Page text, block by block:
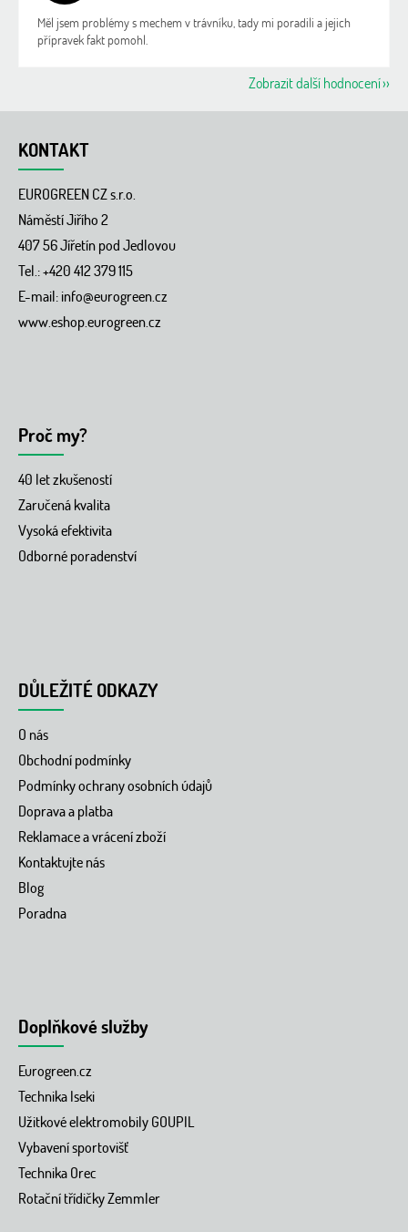
Měl jsem problémy s mechem v trávníku, tady mi poradili a jejich
přípravek fakt pomohl.
Zobrazit další hodnocení
KONTAKT
EUROGREEN CZ s.r.o.
Náměstí Jiřího 2
407 56 Jířetín pod Jedlovou
Tel.: +420 412 379 115
E-mail:info@eurogreen.cz
www.eshop.eurogreen.cz
Proč my?
40 let zkušeností
Zaručená kvalita
Vysoká efektivita
Odborné poradenství
DŮLEŽITÉ ODKAZY
O nás
Obchodní podmínky
Podmínky ochrany osobních údajů
Doprava a platba
Reklamace a vrácení zboží
Kontaktujte nás
Blog
Poradna
Doplňkové služby
Eurogreen.cz
Technika Iseki
Užitkové elektromobily GOUPIL
Vybavení sportovišť
Technika Orec
Rotační třídičky Zemmler